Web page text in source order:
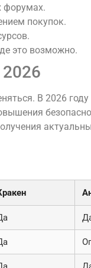
форумах.
покупок.
это возможно.
В 2026